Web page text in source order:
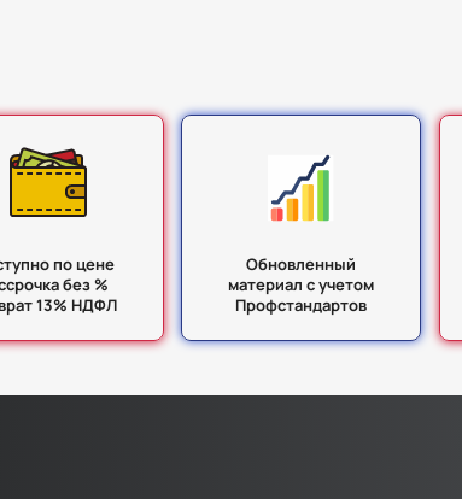
по цене
без %
13% НДФЛ
Обновленный
материал с учетом
Профстандартов